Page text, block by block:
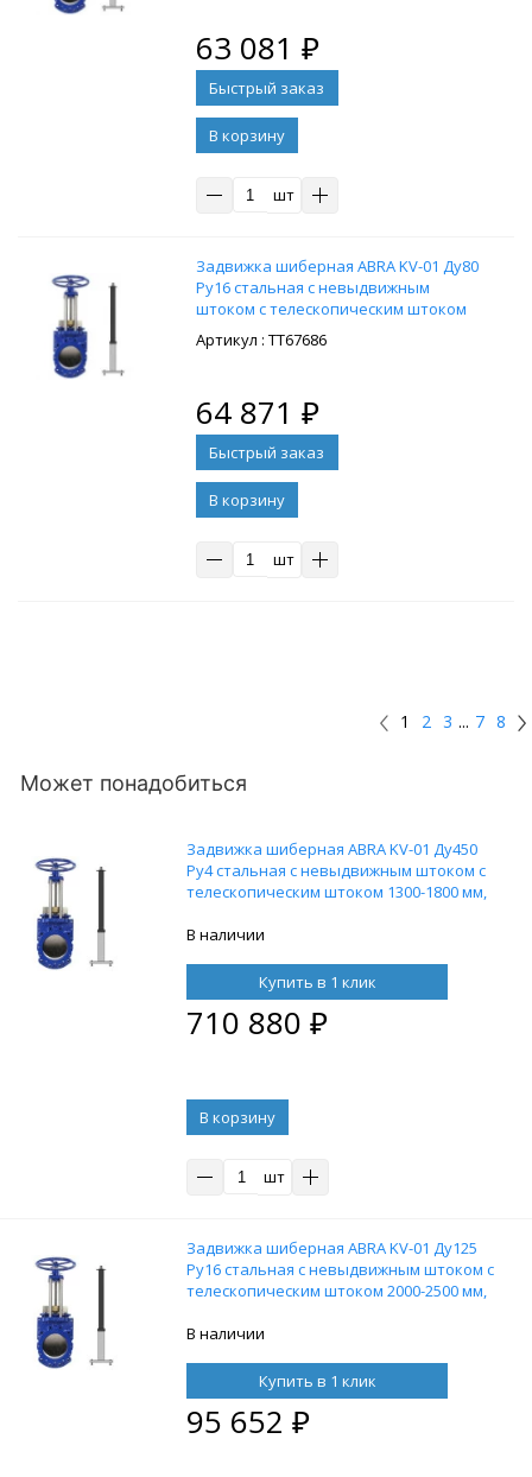
63 081 ₽
В корзину
шт
Задвижка шиберная ABRA KV-01 Ду80
Ру16 стальная с невыдвижным
штоком с телескопическим штоком
1200-2000 мм, на штурвал,
управление Т-образный ключ, без
: ТТ67686
64 871 ₽
В корзину
шт
1 2 3 ... 7 8
Может понадобиться
Задвижка шиберная ABRA KV-01 Ду450
Ру4 стальная с невыдвижным штоком с
телескопическим штоком 1300-1800 мм,
ключ, без ключа
В наличии
Купить в 1 клик
710 880 ₽
В корзину
шт
Задвижка шиберная ABRA KV-01 Ду125
Ру16 стальная с невыдвижным штоком с
телескопическим штоком 2000-2500 мм,
ключ, без ключа
В наличии
Купить в 1 клик
95 652 ₽